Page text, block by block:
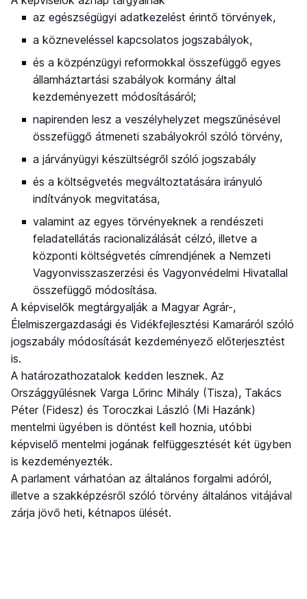
az egészségügyi adatkezelést érintő törvények,
a közneveléssel kapcsolatos jogszabályok,
és a közpénzügyi reformokkal összefüggő egyes
államháztartási szabályok kormány által
kezdeményezett módosításáról;
napirenden lesz a veszélyhelyzet megszűnésével
összefüggő átmeneti szabályokról szóló törvény,
a járványügyi készültségről szóló jogszabály
és a költségvetés megváltoztatására irányuló
indítványok megvitatása,
valamint az egyes törvényeknek a rendészeti
feladatellátás racionalizálását célzó, illetve a
központi költségvetés címrendjének a Nemzeti
Vagyonvisszaszerzési és Vagyonvédelmi Hivatallal
összefüggő módosítása.
A képviselők megtárgyalják a Magyar Agrár-,
Élelmiszergazdasági és Vidékfejlesztési Kamaráról szóló
jogszabály módosítását kezdeményező előterjesztést
is.
A határozathozatalok kedden lesznek. Az
Országgyűlésnek Varga Lőrinc Mihály (Tisza), Takács
Péter (Fidesz) és Toroczkai László (Mi Hazánk)
mentelmi ügyében is döntést kell hoznia, utóbbi
képviselő mentelmi jogának felfüggesztését két ügyben
is kezdeményezték.
A parlament várhatóan az általános forgalmi adóról,
illetve a szakképzésről szóló törvény általános vitájával
zárja jövő heti, kétnapos ülését.